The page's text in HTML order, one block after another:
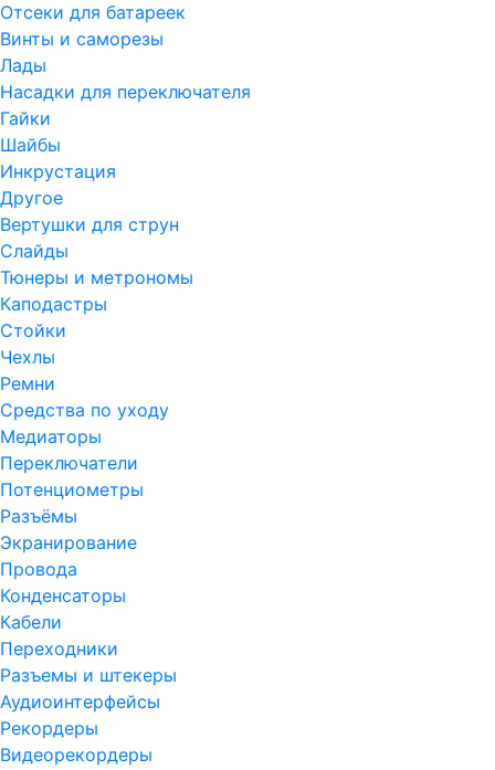
Отсеки для батареек
Винты и саморезы
Лады
Насадки для переключателя
Гайки
Шайбы
Инкрустация
Другое
Вертушки для струн
Слайды
Тюнеры и метрономы
Каподастры
Стойки
Чехлы
Ремни
Средства по уходу
Медиаторы
Переключатели
Потенциометры
Разъёмы
Экранирование
Провода
Конденсаторы
Кабели
Переходники
Разъемы и штекеры
Аудиоинтерфейсы
Рекордеры
Видеорекордеры